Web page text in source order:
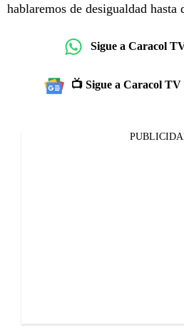
hablaremos de desigualdad
Sigue a Caracol
📺 Sigue a Caracol TV